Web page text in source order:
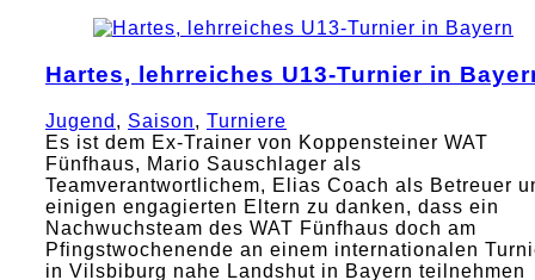
Hartes, lehrreiches U13-Turnier in
Jugend , Saison, Turniere
Es ist dem Ex-Trainer von Koppensteiner WAT
Fünfhaus, Mario Sauschlager als
Teamverantwortlichem, Elias Coach als Betreuer
einigen engagierten Eltern zu danken, dass ein
Nachwuchsteam des WAT Fünfhaus doch am
Pfingstwochenende an einem internationalen
in Vilsbiburg nahe Landshut in Bayern teilnehmen